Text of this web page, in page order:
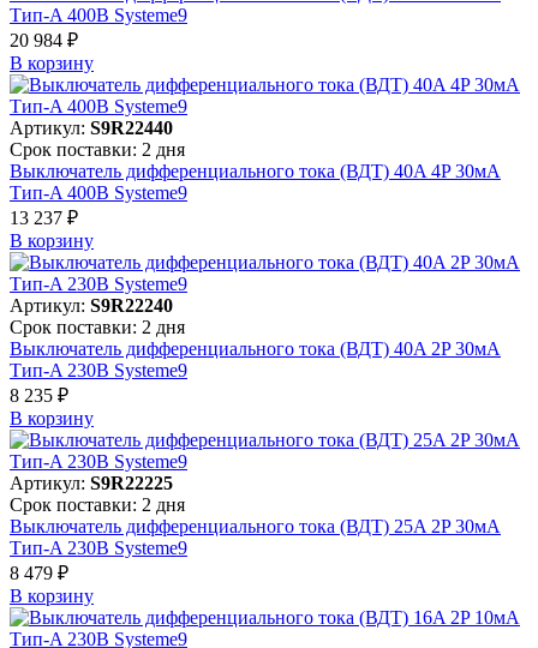
Тип-A 400В Systeme9
20 984 ₽
В корзинy
Артикул: S9R22440
Срок поставки: 2 дня
Выключатель дифференциального тока (ВДТ) 40A 4P 30мА
Тип-A 400В Systeme9
13 237 ₽
В корзинy
Артикул: S9R22240
Срок поставки: 2 дня
Выключатель дифференциального тока (ВДТ) 40A 2P 30мА
Тип-A 230В Systeme9
8 235 ₽
В корзинy
Артикул: S9R22225
Срок поставки: 2 дня
Выключатель дифференциального тока (ВДТ) 25A 2P 30мА
Тип-A 230В Systeme9
8 479 ₽
В корзинy